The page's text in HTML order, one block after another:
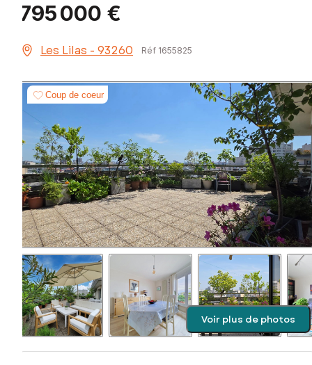
795 000 €
Les Lilas - 93260 Réf 1655825
Coup de coeur
Voir plus de photos